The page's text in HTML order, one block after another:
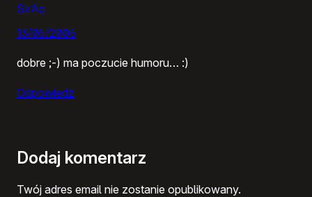
SzAq
13/05/2006
dobre ;-) ma poczucie humoru… :)
Odpowiedz
Dodaj komentarz
Twój adres email nie zostanie opublikowany.